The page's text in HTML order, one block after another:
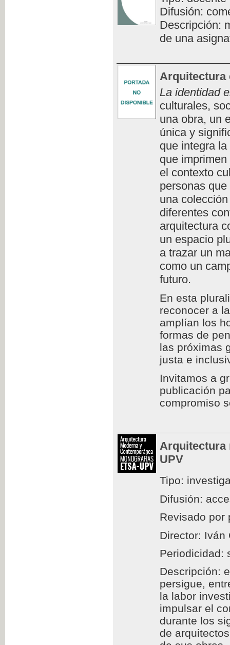
Difusión:
Descripción:
de una
Arquitectura
La identidad
culturales,
una obra, un
única y
que integra
que
el contexto
personas
una
diferentes
arquitectura
un espacio
a trazar un
como un
futuro.
En esta
reconocer a
amplían los
formas de
las próximas
justa e
Invitamos a
publicación
compromiso
Arquitectura
UPV
Tipo:
Difusión:
Revisado por
Director: Iván
Periodicidad:
Descripción:
persigue,
la labor
impulsar el
durante los
de